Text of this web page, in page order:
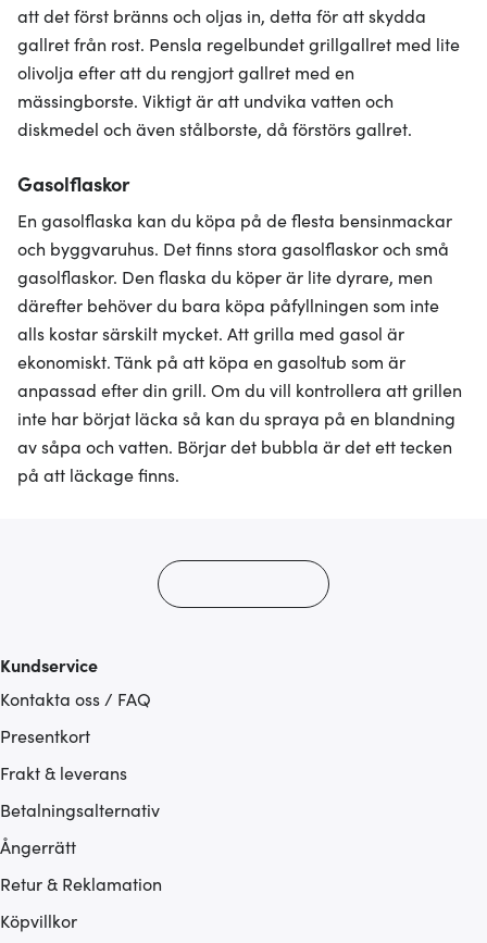
att det först bränns och oljas in, detta för att skydda
gallret från rost. Pensla regelbundet grillgallret med lite
olivolja efter att du rengjort gallret med en
mässingborste. Viktigt är att undvika vatten och
diskmedel och även stålborste, då förstörs gallret.
Gasolflaskor
En gasolflaska kan du köpa på de flesta bensinmackar
och byggvaruhus. Det finns stora gasolflaskor och små
gasolflaskor. Den flaska du köper är lite dyrare, men
därefter behöver du bara köpa påfyllningen som inte
alls kostar särskilt mycket. Att grilla med gasol är
ekonomiskt. Tänk på att köpa en gasoltub som är
anpassad efter din grill. Om du vill kontrollera att grillen
inte har börjat läcka så kan du spraya på en blandning
av såpa och vatten. Börjar det bubbla är det ett tecken
på att läckage finns.
Kundservice
Kontakta oss / FAQ
Presentkort
Frakt & leverans
Betalningsalternativ
Ångerrätt
Retur & Reklamation
Köpvillkor